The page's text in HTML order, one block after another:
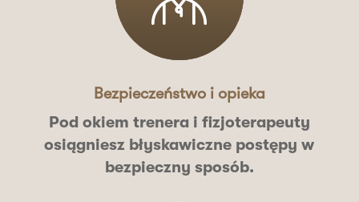
Bezpieczeństwo i opieka
Pod okiem trenera i fizjoterapeuty
osiągniesz błyskawiczne postępy w
bezpieczny sposób.